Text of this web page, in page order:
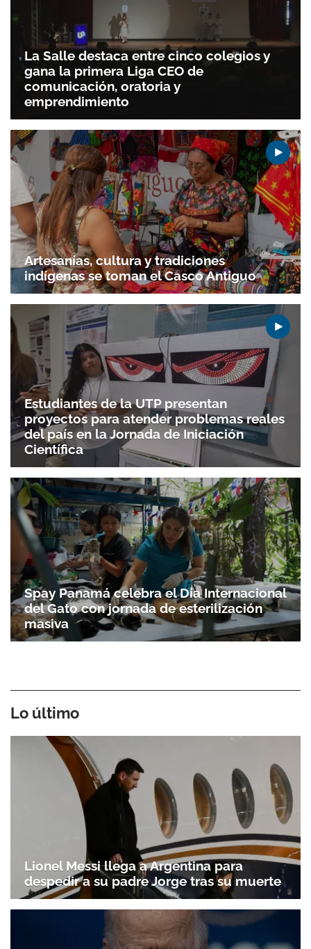
La Salle destaca entre cinco colegios y
gana la primera Liga CEO de
comunicación, oratoria y
emprendimiento
Artesanías, cultura y tradiciones
indígenas se toman el Casco Antiguo
Estudiantes de la UTP presentan
proyectos para atender problemas reales
del país en la Jornada de Iniciación
Científica
Spay Panamá celebra el Día Internacional
del Gato con jornada de esterilización
masiva
Lo último
Lionel Messi llega a Argentina para
despedir a su padre Jorge tras su muerte